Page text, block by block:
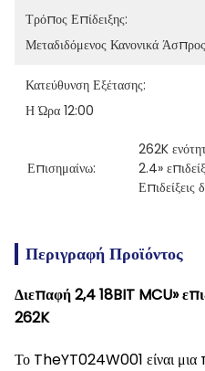
Τρόπος Επίδειξης:
Μεταδιδόμενος Κανονικά
Κατεύθυνση Εξέτασης:
Η Ώρα 12:00
Επισημαίνω:
262K
2.4»
Περιγραφή Προϊόντος
Διεπαφή 2,4 18BIT MCU»
262K
Το TheYT024W001 είναι μια